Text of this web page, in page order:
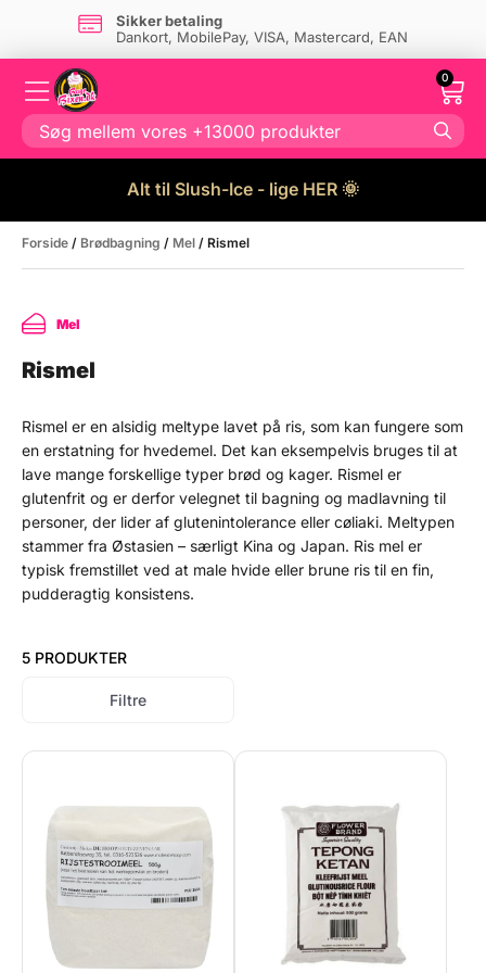
Sikker betaling
Dankort, MobilePay, VISA, Mastercard, EAN
0
Alt til Slush-Ice - lige HER 🌞
Forside / Brødbagning / Mel / Rismel
Mel
Rismel
Rismel er en alsidig meltype lavet på ris, som kan fungere som
en erstatning for hvedemel. Det kan eksempelvis bruges til at
lave mange forskellige typer brød og kager. Rismel er
glutenfrit og er derfor velegnet til bagning og madlavning til
personer, der lider af glutenintolerance eller cøliaki. Meltypen
stammer fra Østasien – særligt Kina og Japan. Ris mel er
typisk fremstillet ved at male hvide eller brune ris til en fin,
pudderagtig konsistens.
5 PRODUKTER
Filtre